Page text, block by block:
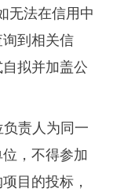
无法在信用中
到相关信
拟并加盖公
责人为同一
，不得参加
目的投标，